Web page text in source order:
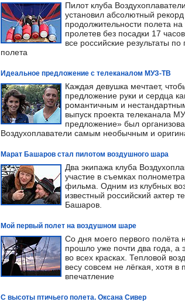
Пилот клуба
установил абсолютный
продолжительности полета на
пролетев без посадки 17
все российские результаты
полета
Идеальное предложение с телеканалом МУЗ-ТВ
Каждая девушка мечтает,
предложение руки и сердца
романтичным и
выпуск проекта телеканала
предложение» был
Воздухоплаватели самым необычным и
Марат Башаров стал пилотом воздушного шара
Два экипажа клуба
участие в съемках
фильма. Одним из клубных
известный российский актер
Башаров.
Мой первый полет на воздушном шаре
Со дня моего первого полёта
прошло уже почти два года, а
во всех красках. Тепловой
весу совсем не лёгкая, хотя в
впечатление
С высоты птичьего полета. Оксана Сивер